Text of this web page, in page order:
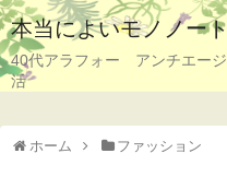
本当によいモノノー
40代アラフォー アンチエー
活
ホーム ファッション